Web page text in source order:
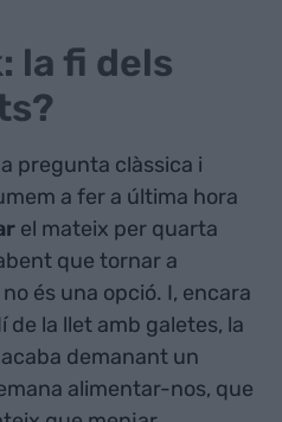
la fi dels
pregunta clàssica i
a fer a última hora
el mateix per quarta
que tornar a
és una opció. I, encara
de la llet amb galetes, la
demanant un
alimentar-nos, que